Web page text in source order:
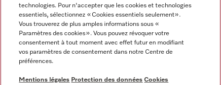
Mentions légales
CGV
Protection des données
technologies. Pour n'accepter que les cookies et technologies
essentiels, sélectionnez « Cookies essentiels seulement».
Vous trouverez de plus amples informations sous «
Paramètres des cookies ». Vous pouvez révoquer votre
consentement à tout moment avec effet futur en modifiant
vos paramètres de consentement dans notre Centre de
préférences.
Mentions légales Protection des données Cookies